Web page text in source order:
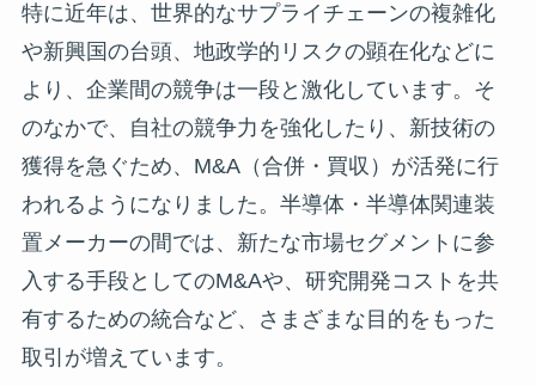
特に近年は、世界的なサプライチェーンの複雑化
や新興国の台頭、地政学的リスクの顕在化などに
より、企業間の競争は一段と激化しています。そ
のなかで、自社の競争力を強化したり、新技術の
獲得を急ぐため、M&A（合併・買収）が活発に行
われるようになりました。半導体・半導体関連装
置メーカーの間では、新たな市場セグメントに参
入する手段としてのM&Aや、研究開発コストを共
有するための統合など、さまざまな目的をもった
取引が増えています。